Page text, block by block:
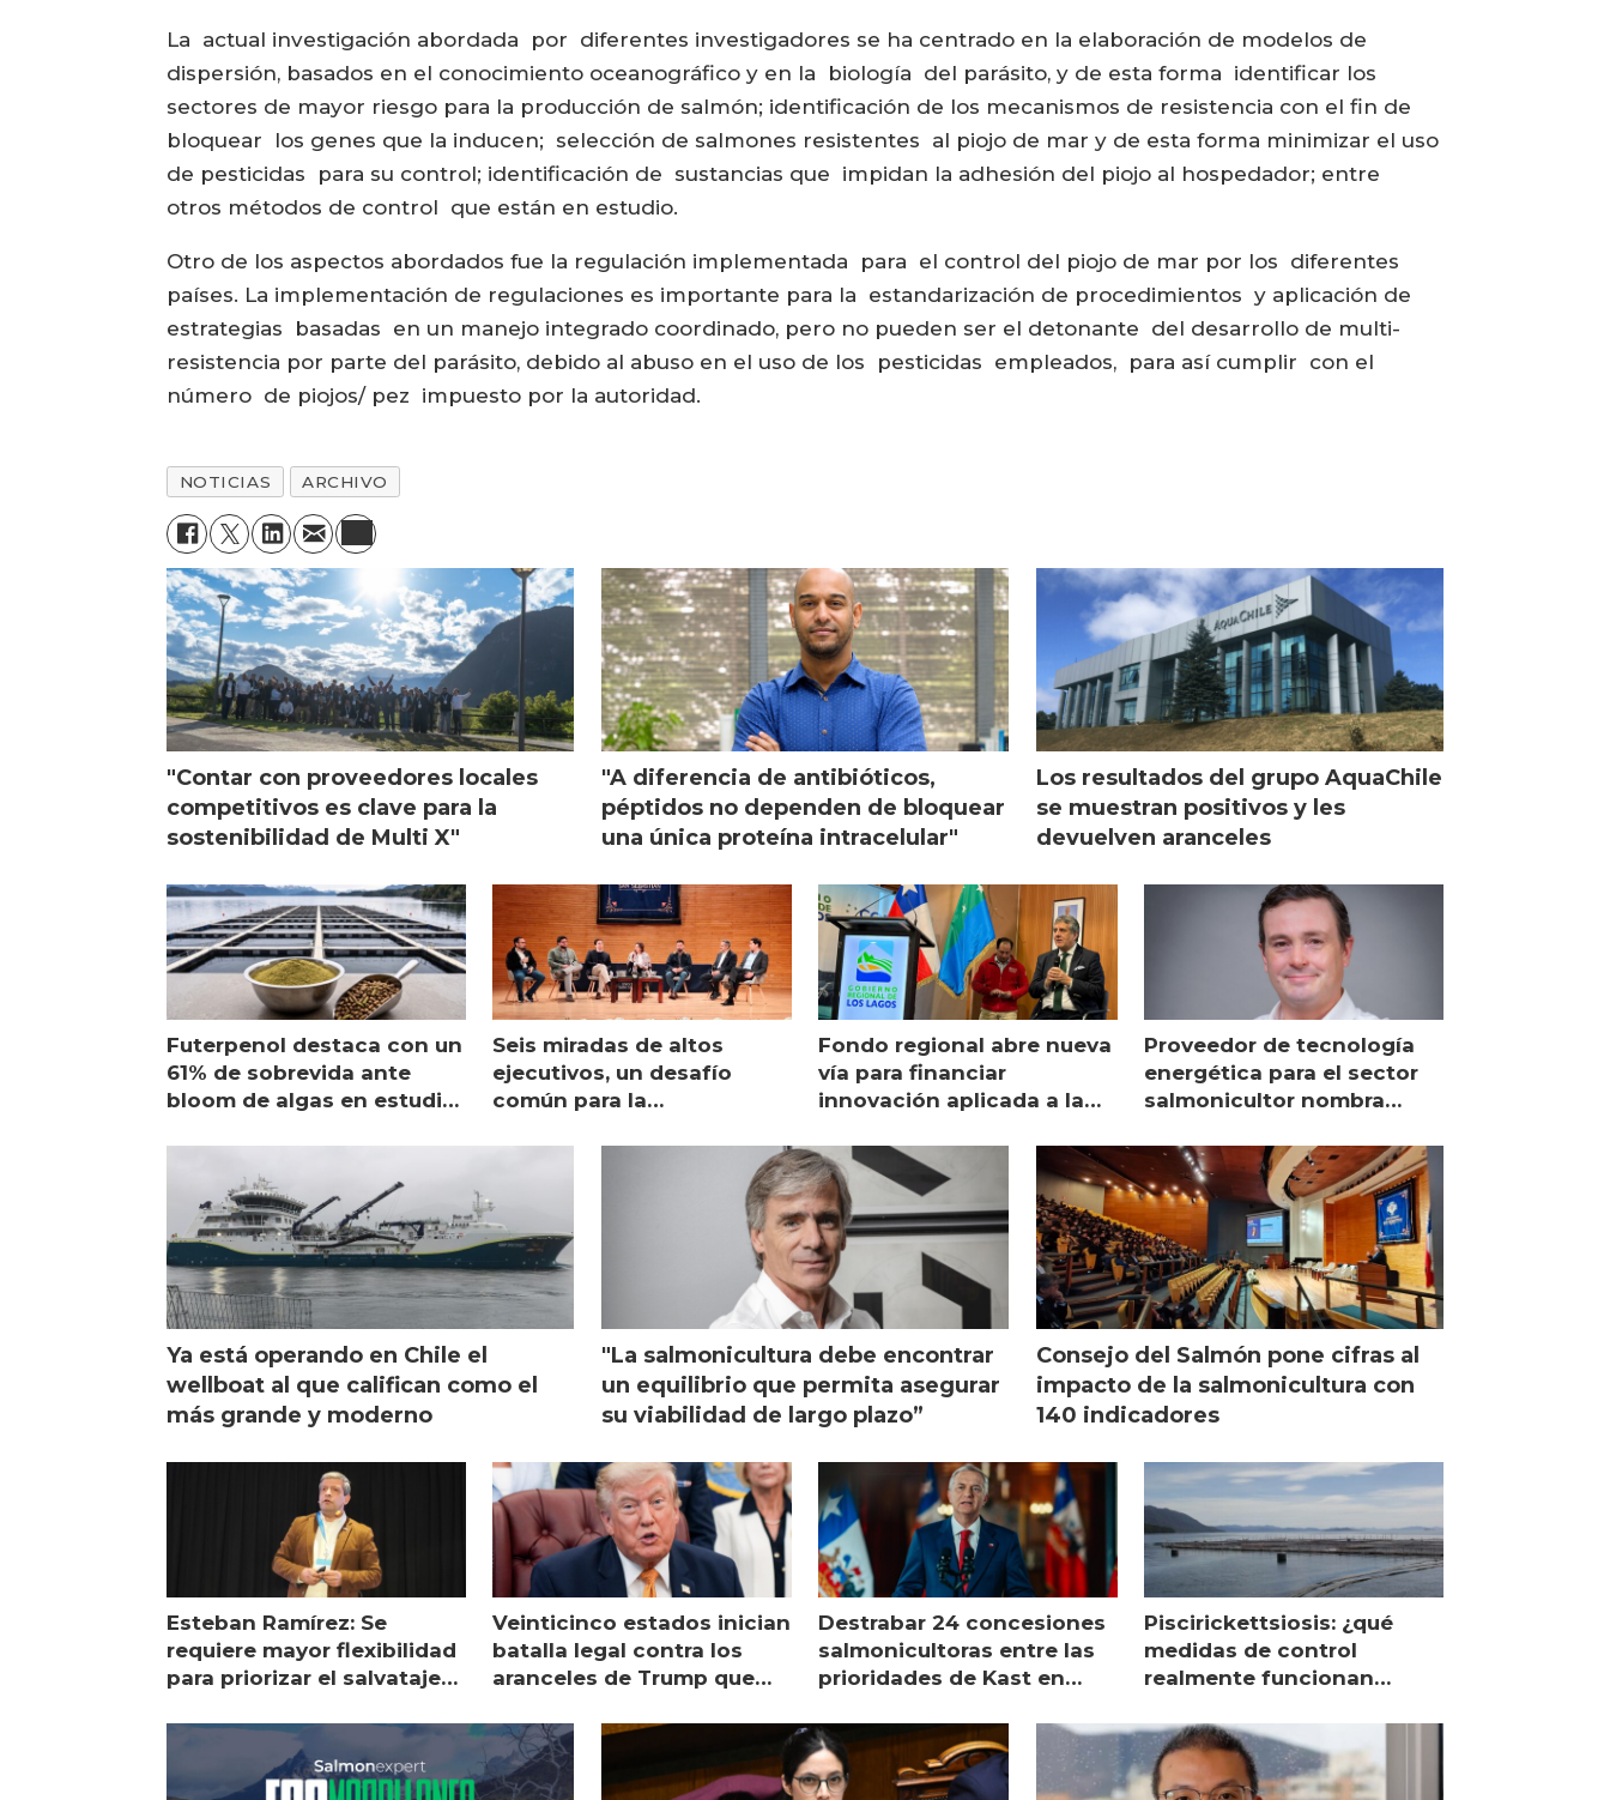
La actual investigación abordada por diferentes investigadores se ha centrado en la elaboración de modelos de
dispersión, basados en el conocimiento oceanográfico y en la biología del parásito, y de esta forma identificar los
sectores de mayor riesgo para la producción de salmón; identificación de los mecanismos de resistencia con el fin de
bloquear los genes que la inducen; selección de salmones resistentes al piojo de mar y de esta forma minimizar el uso
de pesticidas para su control; identificación de sustancias que impidan la adhesión del piojo al hospedador; entre
otros métodos de control que están en estudio.
Otro de los aspectos abordados fue la regulación implementada para el control del piojo de mar por los diferentes
países. La implementación de regulaciones es importante para la estandarización de procedimientos y aplicación de
estrategias basadas en un manejo integrado coordinado, pero no pueden ser el detonante del desarrollo de multi-
resistencia por parte del parásito, debido al abuso en el uso de los pesticidas empleados, para así cumplir con el
número de piojos/ pez impuesto por la autoridad.
NOTICIAS ARCHIVO
"Contar con proveedores locales
competitivos es clave para la
sostenibilidad de Multi X"
"A diferencia de antibióticos,
péptidos no dependen de bloquear
una única proteína intracelular"
Los resultados del grupo AquaChile
se muestran positivos y les
devuelven aranceles
Futerpenol destaca con un
61% de sobrevida ante
bloom de algas en estudio
Seis miradas de altos
ejecutivos, un desafío
común para la
Fondo regional abre nueva
vía para financiar
innovación aplicada a la
Proveedor de tecnología
energética para el sector
salmonicultor nombra
Ya está operando en Chile el
wellboat al que califican como el
más grande y moderno
"La salmonicultura debe encontrar
un equilibrio que permita asegurar
su viabilidad de largo plazo”
Consejo del Salmón pone cifras al
impacto de la salmonicultura con
140 indicadores
Esteban Ramírez: Se
requiere mayor flexibilidad
para priorizar el salvataje
Veinticinco estados inician
batalla legal contra los
aranceles de Trump que
Destrabar 24 concesiones
salmonicultoras entre las
prioridades de Kast en
Piscirickettsiosis: ¿qué
medidas de control
realmente funcionan